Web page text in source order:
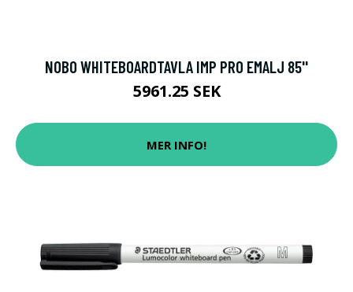
NOBO WHITEBOARDTAVLA IMP PRO EMALJ 85''
5961.25 SEK
MER INFO!